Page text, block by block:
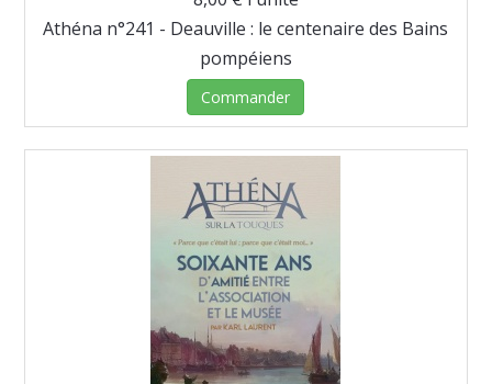
Athéna n°241 - Deauville : le centenaire des Bains
pompéiens
Commander